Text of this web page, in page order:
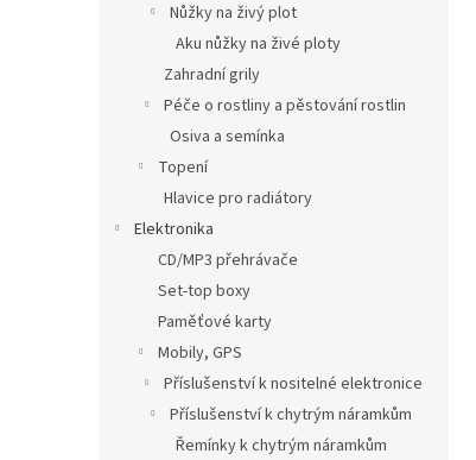
Nůžky na živý plot
Aku nůžky na živé ploty
Zahradní grily
Péče o rostliny a pěstování rostlin
Osiva a semínka
Topení
Hlavice pro radiátory
Elektronika
CD/MP3 přehrávače
Set-top boxy
Paměťové karty
Mobily, GPS
Příslušenství k nositelné elektronice
Příslušenství k chytrým náramkům
Řemínky k chytrým náramkům